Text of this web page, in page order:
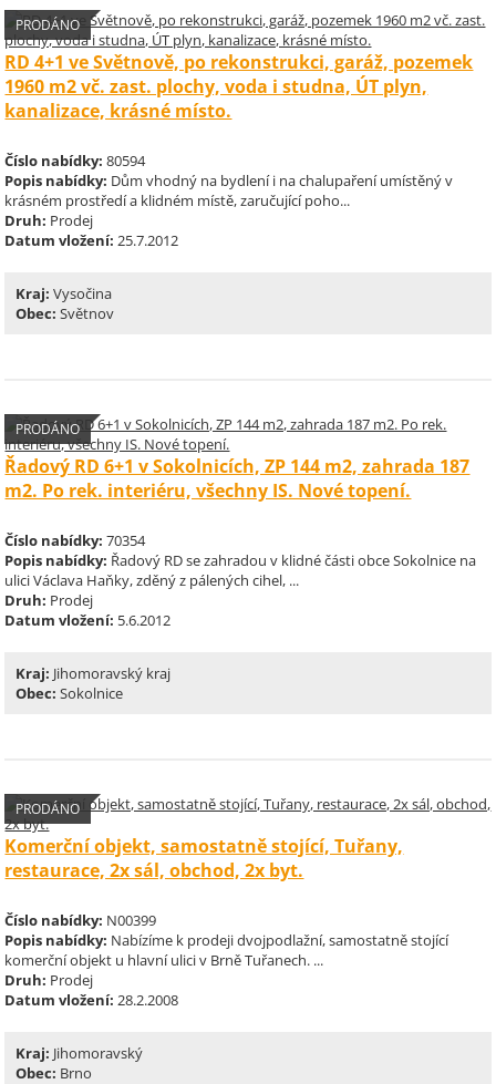
PRODÁNO
RD 4+1 ve Světnově, po rekonstrukci, garáž, pozemek
1960 m2 vč. zast. plochy, voda i studna, ÚT plyn,
kanalizace, krásné místo.
Číslo nabídky: 80594
Popis nabídky: Dům vhodný na bydlení i na chalupaření umístěný v
krásném prostředí a klidném místě, zaručující poho...
Druh: Prodej
Datum vložení: 25.7.2012
Kraj: Vysočina
Obec: Světnov
PRODÁNO
Řadový RD 6+1 v Sokolnicích, ZP 144 m2, zahrada 187
m2. Po rek. interiéru, všechny IS. Nové topení.
Číslo nabídky: 70354
Popis nabídky: Řadový RD se zahradou v klidné části obce Sokolnice na
ulici Václava Haňky, zděný z pálených cihel, ...
Druh: Prodej
Datum vložení: 5.6.2012
Kraj: Jihomoravský kraj
Obec: Sokolnice
PRODÁNO
Komerční objekt, samostatně stojící, Tuřany,
restaurace, 2x sál, obchod, 2x byt.
Číslo nabídky: N00399
Popis nabídky: Nabízíme k prodeji dvojpodlažní, samostatně stojící
komerční objekt u hlavní ulici v Brně Tuřanech. ...
Druh: Prodej
Datum vložení: 28.2.2008
Kraj: Jihomoravský
Obec: Brno